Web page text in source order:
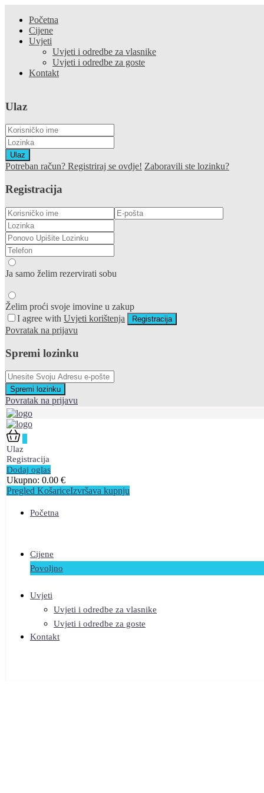
Početna
Cijene
Uvjeti
Uvjeti i odredbe za vlasnike
Uvjeti i odredbe za goste
Kontakt
Ulaz
Ulaz
Potreban račun? Registriraj se ovdje! Zaboravili ste lozinku?
Registracija
Ja samo želim rezervirati sobu
Želim proći svoje imovine u zakup
I agree with Uvjeti korištenja Registracija
Povratak na prijavu
Spremi lozinku
Spremi lozinku
Povratak na prijavu
Ulaz
Registracija
Dodaj oglas
Ukupno: 0.00 €
Pregled KošariceIzvršava kupnju
Početna
Cijene
Povoljno
Uvjeti
Uvjeti i odredbe za vlasnike
Uvjeti i odredbe za goste
Kontakt